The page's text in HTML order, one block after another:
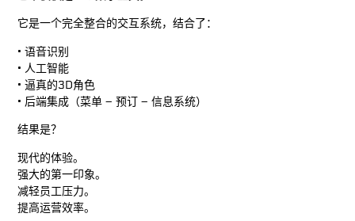
它是一个完全整合的交互系统，结合了：
• 语音识别
• 人工智能
• 逼真的3D角色
• 后端集成（菜单 – 预订 – 信息系统）
结果是？
现代的体验。
强大的第一印象。
减轻员工压力。
提高运营效率。